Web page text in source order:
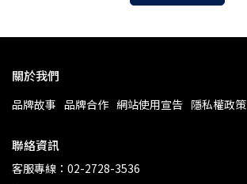
關於我們
品牌故事 品牌合作 網站使用宣告 隱私權政策
聯絡資訊
客服專線：02-2728-3536